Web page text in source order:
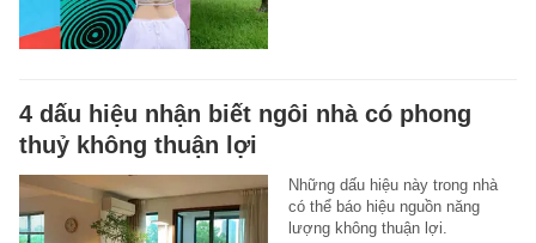
4 dấu hiệu nhận biết ngôi nhà có phong
thuỷ không thuận lợi
Những dấu hiệu này trong nhà
có thể báo hiệu nguồn năng
lượng không thuận lợi.